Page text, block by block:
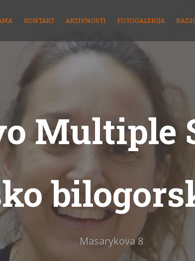
KONTAKT AKTIVNOSTI FOTOGALERIJA
Multiple
Masarykova 8